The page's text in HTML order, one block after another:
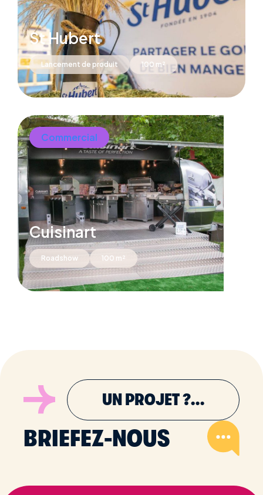
St Hubert
Lancement de produit 100 m²
Commercial
Cuisinart
Roadshow 100 m²
UN PROJET ?…
BRIEFEZ-NOUS